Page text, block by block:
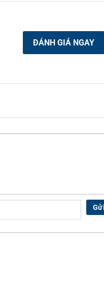
ĐÁNH GIÁ NGAY